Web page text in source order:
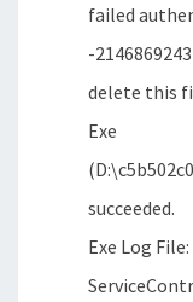
failed
-
delete this
Exe
succeeded.
Exe Log